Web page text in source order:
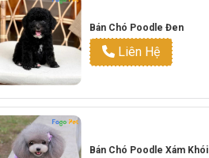
Bán Chó Poodle Đen
Liên Hệ
Bán Chó Poodle Xám Khói